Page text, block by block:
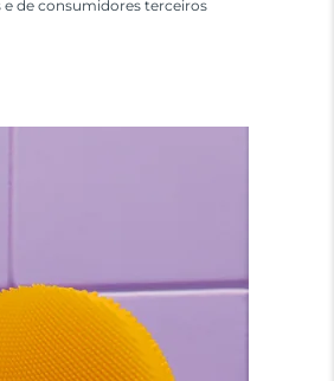
de consumidores terceiros